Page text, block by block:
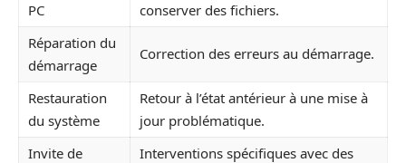
PC
conserver des fichiers.
Réparation du
démarrage
Correction des erreurs au démarrage.
Restauration
du système
Retour à l’état antérieur à une mise à
jour problématique.
Invite de
Interventions spécifiques avec des